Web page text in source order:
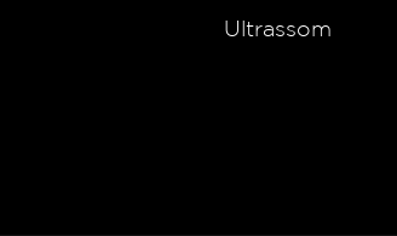
Ultrassom